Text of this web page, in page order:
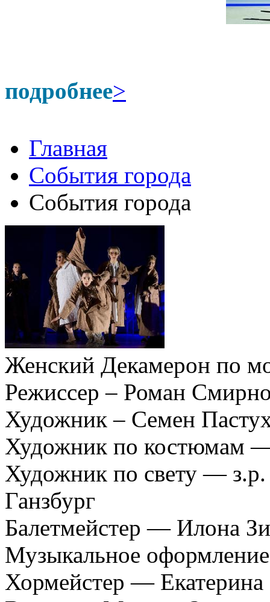
подробнее>
Главная
События города
События города
Женский Декамерон по
Режиссер – Роман
Художник – Семен
Художник по костюмам
Художник по свету — з.р.
Ганзбург
Балетмейстер — Илона
Музыкальное
Хормейстер — Екатерина